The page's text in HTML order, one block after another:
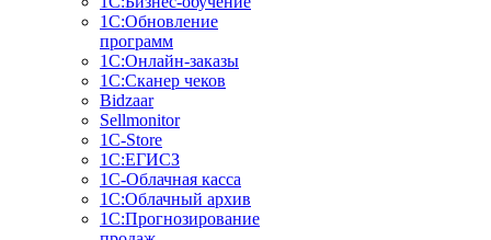
1С:Обновление
программ
1С:Онлайн-заказы
1С:Сканер чеков
Bidzaar
Sellmonitor
1C-Store
1С:ЕГИСЗ
1С-Облачная касса
1С:Облачный архив
1С:Прогнозирование